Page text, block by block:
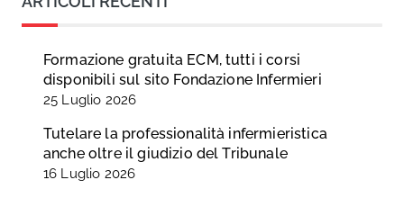
Formazione gratuita ECM, tutti i corsi
disponibili sul sito Fondazione Infermieri
25 Luglio 2026
Tutelare la professionalità infermieristica
anche oltre il giudizio del Tribunale
16 Luglio 2026